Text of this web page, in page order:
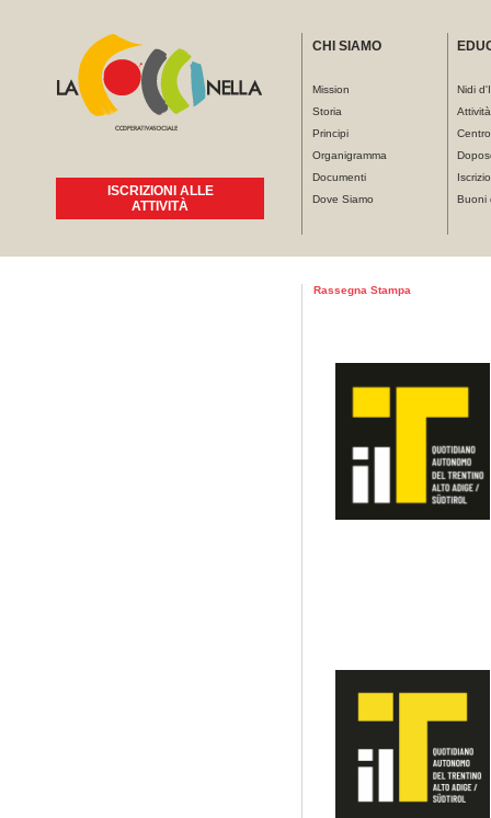
ISCRIZIONI ALLE
ATTIVITÀ
CHI SIAMO
Mission
Storia
Principi
Organigramma
Documenti
Dove Siamo
Nidi
Buoni
Tu sei qui
Rassegna Stampa